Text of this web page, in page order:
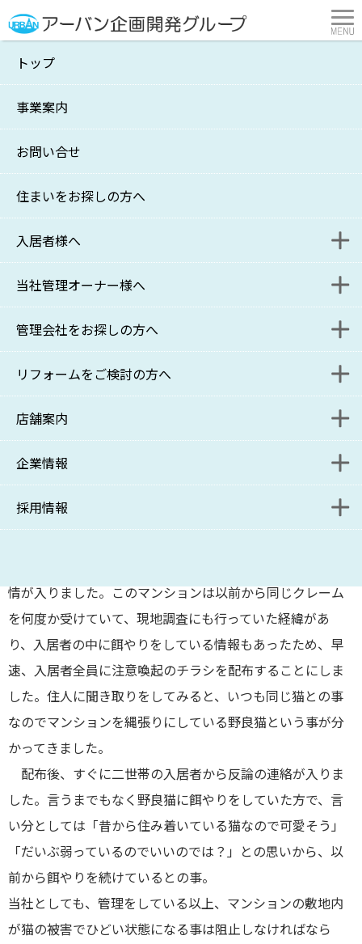
トップ
事業案内
お問い合せ
住まいをお探しの方へ
入居者様へ
入居者様連絡フォーム
更新・退去に関するお問い合わせフォーム
入居者様解約受付フォーム
保管場所使用承諾書 発行申請フォーム
入居者様解約受付フォーム
当社管理オーナー様へ
家主様WEB
管理会社をお探しの方へ
管理をご検討の方へ
管理をご検討の方お問い合わせフォーム
資料請求フォーム
管理受託課ブログ
リフォームをご検討の方へ
リニューアル課施工事例
リニューアル課ブログ
店舗案内
本部
コンサルティング事業部
コンサルティング事業部分室
リニューアル課
新百合ヶ丘店
東横綱島店
横浜営業所
港北ニュータウン店
登戸店
賃貸管理センター（センター北店）
企業情報
ポリシー
関連リンク
採用情報
044号
サポート通信 044号
10日発行
猫の餌付けトラブル ～マンション敷地内の餌やりだった
今や社会問題化されつつある野良猫への餌付けについて、
賛否両論あろうかと思
いますが、賃貸マンション敷地内での餌付けとなると、
様々な問題を引き起こしてし
まいます。今回は当社管理物件で実際に起こった事例を取
り上げてみました。
■川崎市のとあるマンションの入居者から、マンション敷
情が入りました。このマンションは以前から同じクレーム
を何度か受けていて、現地調査にも行っていた経緯があ
り、入居者の中に餌やりをしている情報もあったため、早
速、入居者全員に注意喚起のチラシを配布することにしま
した。住人に聞き取りをしてみると、いつも同じ猫との事
なのでマンションを縄張りにしている野良猫という事が分
かってきました。
配布後、すぐに二世帯の入居者から反論の連絡が入りま
した。言うまでもなく野良猫に餌やりをしていた方で、言
い分としては「昔から住み着いている猫なので可愛そう」
「だいぶ弱っているのでいいのでは？」との思いから、以
前から餌やりを続けているとの事。
当社としても、管理をしている以上、マンションの敷地内
が猫の被害でひどい状態になる事は阻止しなければなら